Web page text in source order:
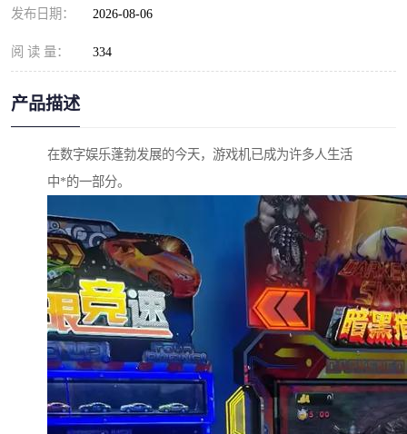
发布日期： 2026-08-06
阅 读 量： 334
产品描述
在数字娱乐蓬勃发展的今天，游戏机已成为许多人生活
中*的一部分。